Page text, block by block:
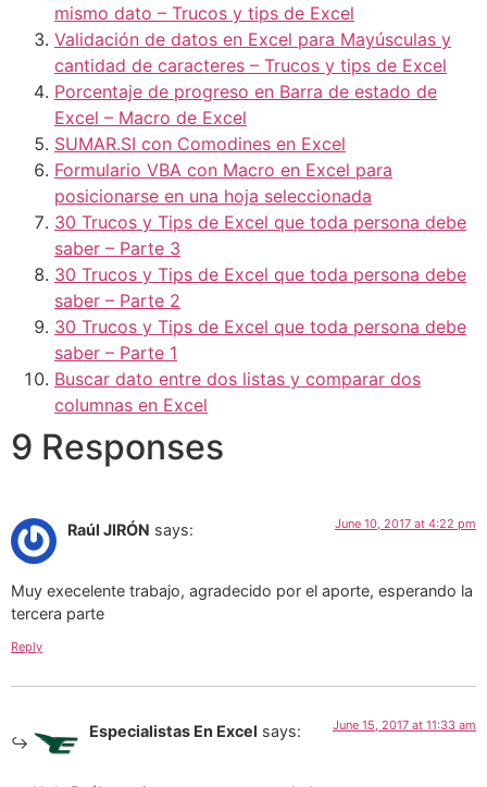
mismo dato – Trucos y tips de Excel
Validación de datos en Excel para Mayúsculas y
cantidad de caracteres – Trucos y tips de Excel
Porcentaje de progreso en Barra de estado de
Excel – Macro de Excel
SUMAR.SI con Comodines en Excel
Formulario VBA con Macro en Excel para
posicionarse en una hoja seleccionada
30 Trucos y Tips de Excel que toda persona debe
saber – Parte 3
30 Trucos y Tips de Excel que toda persona debe
saber – Parte 2
30 Trucos y Tips de Excel que toda persona debe
saber – Parte 1
Buscar dato entre dos listas y comparar dos
columnas en Excel
9 Responses
Raúl JIRÓN says: June 10, 2017 at 4:22 pm
Muy execelente trabajo, agradecido por el aporte, esperando la
tercera parte
Reply
Especialistas En Excel says: June 15, 2017 at 11:33 am